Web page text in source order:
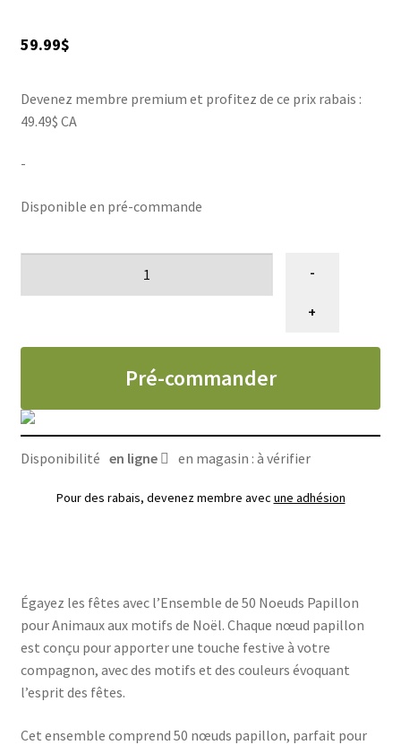
59.99$
Devenez membre premium et profitez de ce prix rabais :
49.49$ CA
-
Disponible en pré-commande
papillons
-
+
Pré-commander
Disponibilité en ligne en magasin : à vérifier
Pour des rabais, devenez membre avec une adhésion
Égayez les fêtes avec l’Ensemble de 50 Noeuds Papillon
pour Animaux aux motifs de Noël. Chaque nœud papillon
est conçu pour apporter une touche festive à votre
compagnon, avec des motifs et des couleurs évoquant
l’esprit des fêtes.
Cet ensemble comprend 50 nœuds papillon, parfait pour